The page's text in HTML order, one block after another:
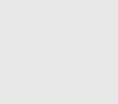
lat, gdy mniej